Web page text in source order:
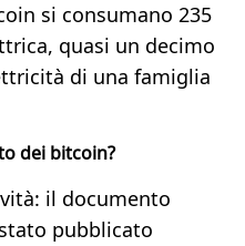
si consumano 235
quasi un decimo
di una famiglia
dei bitcoin?
il documento
pubblicato